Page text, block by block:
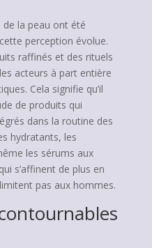
la peau ont été
perception évolue.
raffinés et des rituels
acteurs à part entière
Cela signifie qu’il
de produits qui
dans la routine des
hydratants, les
les sérums aux
s’affinent de plus en
pas aux hommes.